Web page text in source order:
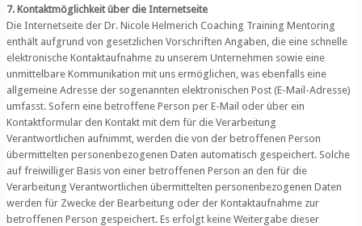
7. Kontaktmöglichkeit über die Internetseite
Die Internetseite der Dr. Nicole Helmerich Coaching Training Mentoring
enthält aufgrund von gesetzlichen Vorschriften Angaben, die eine schnelle
elektronische Kontaktaufnahme zu unserem Unternehmen sowie eine
unmittelbare Kommunikation mit uns ermöglichen, was ebenfalls eine
allgemeine Adresse der sogenannten elektronischen Post (E-Mail-Adresse)
umfasst. Sofern eine betroffene Person per E-Mail oder über ein
Kontaktformular den Kontakt mit dem für die Verarbeitung
Verantwortlichen aufnimmt, werden die von der betroffenen Person
übermittelten personenbezogenen Daten automatisch gespeichert. Solche
auf freiwilliger Basis von einer betroffenen Person an den für die
Verarbeitung Verantwortlichen übermittelten personenbezogenen Daten
werden für Zwecke der Bearbeitung oder der Kontaktaufnahme zur
betroffenen Person gespeichert. Es erfolgt keine Weitergabe dieser